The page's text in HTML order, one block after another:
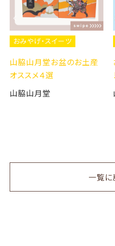
おみやげ・スイーツ
山脇山月堂お盆のお土産
オススメ４選
山脇山月堂
一覧に